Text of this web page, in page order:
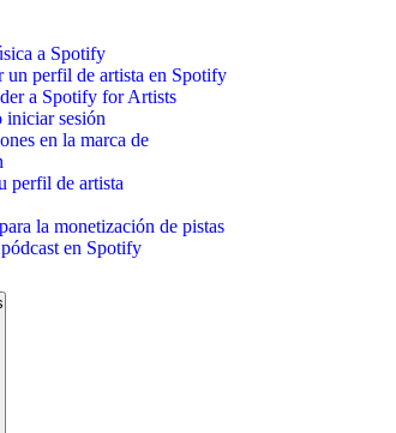
a Spotify
un perfil de artista en Spotify
a Spotify for Artists
iniciar sesión
en la marca de
perfil de artista
la monetización de pistas
en Spotify